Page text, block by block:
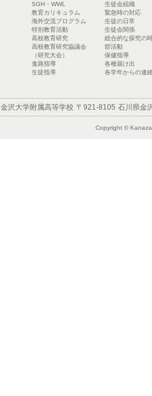
SGH・WWL
教育カリキュラム
海外交流プログラム
特別教育活動
高校教育研究
高校教育研究協議会
（研究大会）
進路指導
生徒指導
生徒会組織
緊急時の対応
生徒の日常
生徒会関係
総合的な探究の
部活動
保健指導
各種届け出
各学年からの連
金沢大学附属高等学校 〒921-8105 石川県金
Copyright ©